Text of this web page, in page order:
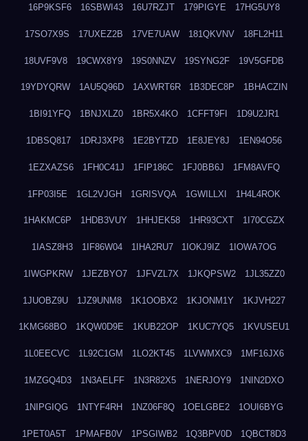
16P9KSF6 16SBWI43 16U7RZJT 179PIGYE 17HG5UY8
17SO7X9S 17UXEZ2B 17VE7UAW 181QKVNV 18FL2H11
18UVF9V8 19CWX8Y9 19S0NNZV 19SYNG2F 19V5GFDB
19YDYQRW 1AU5Q96D 1AXWRT6R 1B3DEC8P 1BHACZIN
1BI91YFQ 1BNJXLZ0 1BR5X4KO 1CFFT9FI 1D9U2JR1
1DBSQ817 1DRJ3XP8 1E2BYTZD 1E8JEY8J 1EN94O56
1EZXAZS6 1FH0C41J 1FIP186C 1FJ0BB6J 1FM8AVFQ
1FP03I5E 1GL2VJGH 1GRISVQA 1GWILLXI 1H4L4ROK
1HAKMC6P 1HDB3VUY 1HHJEK58 1HR93CXT 1I70CGZX
1IASZ8H3 1IF86W04 1IHA2RU7 1IOKJ9IZ 1IOWA7OG
1IWGPKRW 1JEZBYO7 1JFVZL7X 1JKQPSW2 1JL35ZZ0
1JUOBZ9U 1JZ9UNM8 1K1OOBX2 1KJONM1Y 1KJVH227
1KMG68BO 1KQW0D9E 1KUB22OP 1KUC7YQ5 1KVUSEU1
1L0EECVC 1L92C1GM 1LO2KT45 1LVWMXC9 1MF16JX6
1MZGQ4D3 1N3AELFF 1N3R82X5 1NERJOY9 1NIN2DXO
1NIPGIQG 1NTYF4RH 1NZ06F8Q 1OELGBE2 1OUI6BYG
1PET0A5T 1PMAFB0V 1PSGIWB2 1Q3BPV0D 1QBCT8D3